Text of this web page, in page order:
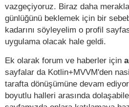
vazgeçiyoruz. Biraz daha
günlüğünü beklemek için bir
kadarını söyleyelim o profil
uygulama olacak hale geldi.
Ek olarak forum ve haberler için
sayfalar da Kotlin+MVVM'den
tarafta dönüşümüne devam
boyutlu halleri arasında